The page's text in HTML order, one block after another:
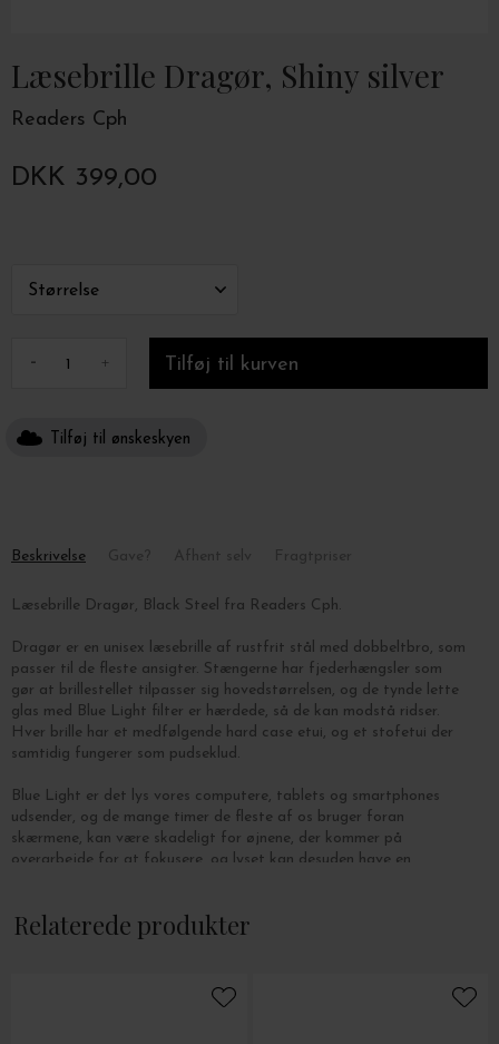
Læsebrille Dragør, Shiny silver
Readers Cph
DKK 399,00
- +
Tilføj til ønskeskyen
Beskrivelse
Læsebrille Dragør, Black Steel fra Readers Cph.
Dragør er en unisex læsebrille af rustfrit stål med dobbeltbro, som
passer til de fleste ansigter. Stængerne har fjederhængsler som
gør at brillestellet tilpasser sig hovedstørrelsen, og de tynde lette
glas med Blue Light filter er hærdede, så de kan modstå ridser.
Hver brille har et medfølgende hard case etui, og et stofetui der
samtidig fungerer som pudseklud.
Blue Light er det lys vores computere, tablets og smartphones
udsender, og de mange timer de fleste af os bruger foran
skærmene, kan være skadeligt for øjnene, der kommer på
overarbejde for at fokusere, og lyset kan desuden have en
Glassene på Blue Light briller har et indbygget tyndt filter, som
filtrerer og skåner øjnene for ca. 25% af det blå lys, øjnene
gener som f.eks. øjentræthed, hovedpine og andre symptomer, der
er forbundet med eksponering for blåt lys.
Relaterede produkter